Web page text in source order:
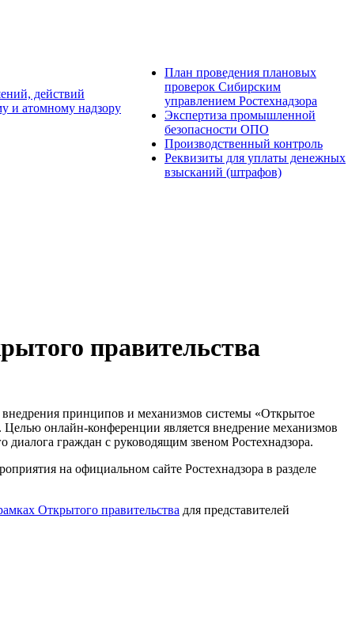
действий
и атомному надзору
План проведения плановых
проверок Сибирским
управлением Ростехнадзора
Экспертиза промышленной
безопасности ОПО
Производственный контроль
Реквизиты для уплаты денежных
взысканий (штрафов)
правительства
внедрения принципов и механизмов системы «Открытое
онлайн-конференции является внедрение механизмов
диалога граждан с руководящим звеном Ростехнадзора.
на официальном сайте Ростехнадзора в разделе
Открытого правительства для представителей